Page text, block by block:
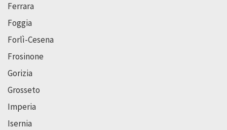
Ferrara
Foggia
Forlì-Cesena
Frosinone
Gorizia
Grosseto
Imperia
Isernia